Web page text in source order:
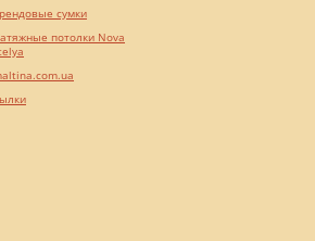
сумки
потолки Nova